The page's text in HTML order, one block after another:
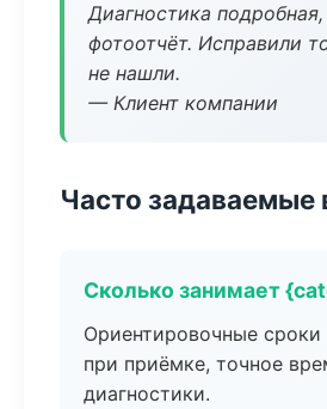
Диагностика
фотоотчёт. Исправили
не нашли.
— Клиент компании
Часто задаваемые
Сколько занимает
Ориентировочные
при приёмке, точное
диагностики.